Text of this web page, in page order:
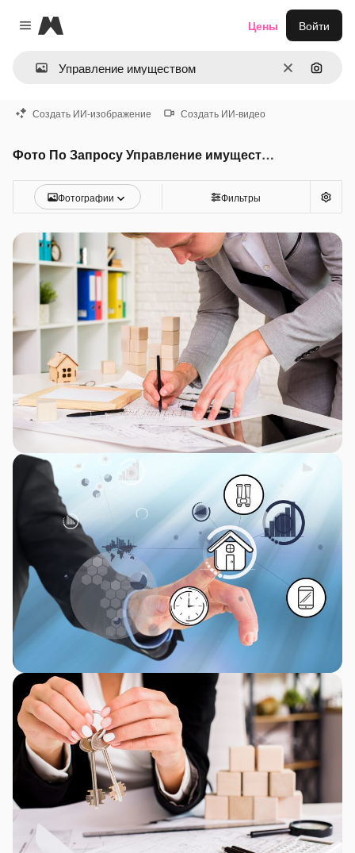
Close menu
Magnific
ОчиститьПоиск
Цены Войти
Создать ИИ-изображение Создать ИИ-видео
Фото По Запросу Управление имуществом
Фотографии Фильтры